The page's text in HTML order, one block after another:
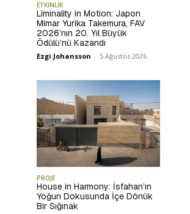
ETKİNLİK
Liminality in Motion: Japon
Mimar Yurika Takemura, FAV
2026’nın 20. Yıl Büyük
Ödülü’nü Kazandı
Ezgi Johansson - 5 Ağustos 2026
PROJE
House in Harmony: İsfahan’ın
Yoğun Dokusunda İçe Dönük
Bir Sığınak